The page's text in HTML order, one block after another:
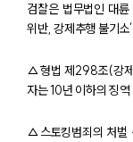
검찰은 법무법인 대
위반, 강제추행 불기소
△형법 제298조(강제
자는 10년 이하의 징
△스토킹범죄의 처벌